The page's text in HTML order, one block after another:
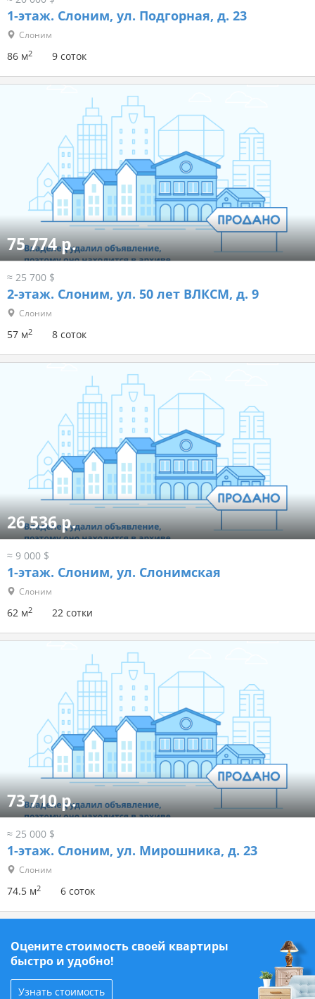
1-этаж. Слоним, ул. Подгорная, д. 23
Слоним
86 м2 9 соток
75 774 р.
≈ 25 700 $
2-этаж. Слоним, ул. 50 лет ВЛКСМ, д. 9
Слоним
57 м2 8 соток
26 536 р.
≈ 9 000 $
1-этаж. Слоним, ул. Слонимская
Слоним
62 м2 22 сотки
73 710 р.
≈ 25 000 $
1-этаж. Слоним, ул. Мирошника, д. 23
Слоним
74.5 м2 6 соток
Оцените стоимость своей квартиры
быстро и удобно!
Узнать стоимость